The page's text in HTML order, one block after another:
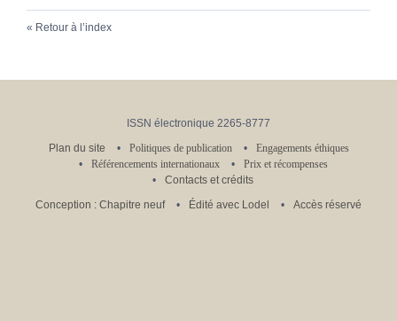
Retour à l’index
ISSN électronique 2265-8777
Plan du site
Politiques de publication
Engagements éthiques
Référencements internationaux
Prix et récompenses
Contacts et crédits
Conception : Chapitre neuf
Édité avec Lodel Accès réservé